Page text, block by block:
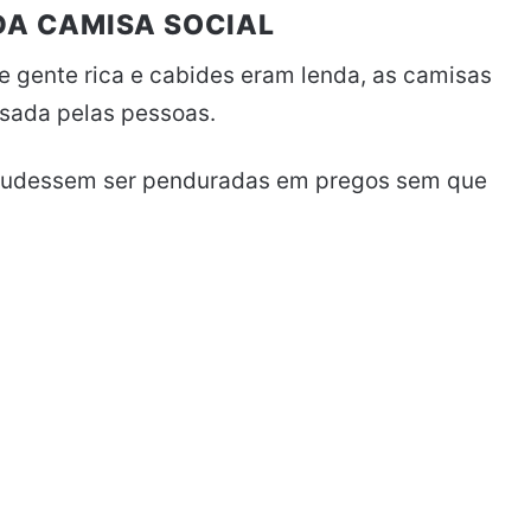
CAMISA SOCIAL
gente rica e cabides eram lenda, as camisas
pelas pessoas.
ser penduradas em pregos sem que